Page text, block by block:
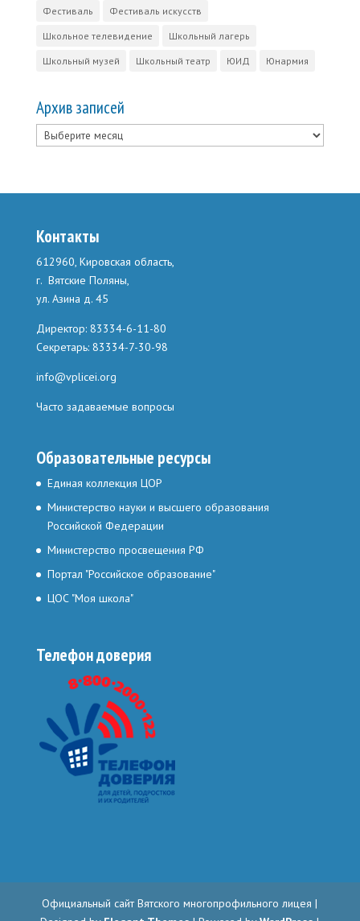
Фестиваль Фестиваль искусств
Школьное телевидение Школьный лагерь
Школьный музей Школьный театр ЮИД Юнармия
Архив записей
Архив
записей
Контакты
612960, Кировская область,
г. Вятские Поляны,
ул. Азина д. 45
Директор: 83334-6-11-80
Секретарь: 83334-7-30-98
info@vplicei.org
Часто задаваемые вопросы
Образовательные ресурсы
Единая коллекция ЦОР
Министерство науки и высшего образования
Российской Федерации
Министерство просвещения РФ
Портал "Российское образование"
ЦОС "Моя школа"
Телефон доверия
Официальный сайт Вятского многопрофильного лицея |